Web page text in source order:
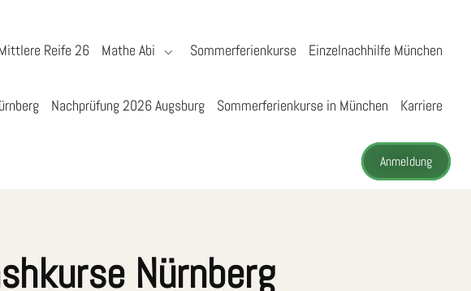
Reife 26 Mathe Abi Sommerferienkurse Einzelnachhilfe München
Nachprüfung 2026 Augsburg Sommerferienkurse in München Karriere
Anmeldung
Nürnberg